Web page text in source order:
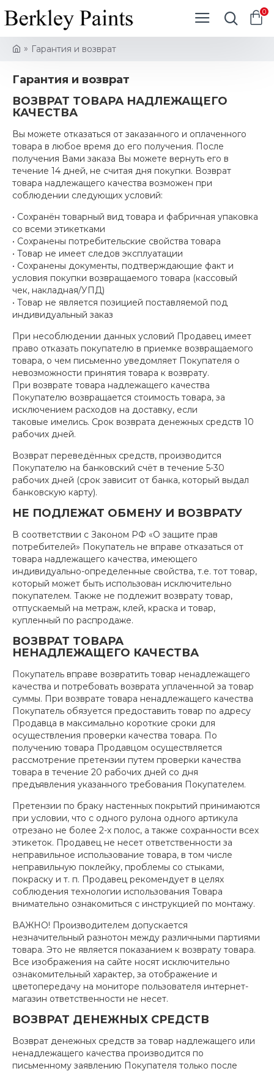
0
Гарантия и возврат
Гарантия и возврат
ВОЗВРАТ ТОВАРА НАДЛЕЖАЩЕГО
КАЧЕСТВА
Вы можете отказаться от заказанного и оплаченного
товара в любое время до его получения. После
получения Вами заказа Вы можете вернуть его в
течение 14 дней, не считая дня покупки. Возврат
товара надлежащего качества возможен при
соблюдении следующих условий:
• Сохранён товарный вид товара и фабричная упаковка
со всеми этикетками
• Сохранены потребительские свойства товара
• Товар не имеет следов эксплуатации
• Сохранены документы, подтверждающие факт и
условия покупки возвращаемого товара (кассовый
чек, накладная/УПД)
• Товар не является позицией поставляемой под
индивидуальный заказ
При несоблюдении данных условий Продавец имеет
право отказать покупателю в приемке возвращаемого
товара, о чем письменно уведомляет Покупателя о
невозможности принятия товара к возврату.
При возврате товара надлежащего качества
Покупателю возвращается стоимость товара, за
исключением расходов на доставку, если
таковые имелись. Срок возврата денежных средств 10
рабочих дней.
Возврат переведённых средств, производится
Покупателю на банковский счёт в течение 5-30
рабочих дней (срок зависит от банка, который выдал
банковскую карту).
НЕ ПОДЛЕЖАТ ОБМЕНУ И ВОЗВРАТУ
В соответствии с Законом РФ «О защите прав
потребителей» Покупатель не вправе отказаться от
товара надлежащего качества, имеющего
индивидуально-определенные свойства, т.е. тот товар,
который может быть использован исключительно
покупателем. Также не подлежит возврату товар,
отпускаемый на метраж, клей, краска и товар,
купленный по распродаже.
ВОЗВРАТ ТОВАРА
НЕНАДЛЕЖАЩЕГО КАЧЕСТВА
Покупатель вправе возвратить товар ненадлежащего
качества и потребовать возврата уплаченной за товар
суммы. При возврате товара ненадлежащего качества
Покупатель обязуется предоставить товар по адресу
Продавца в максимально короткие сроки для
осуществления проверки качества товара. По
получению товара Продавцом осуществляется
рассмотрение претензии путем проверки качества
товара в течение 20 рабочих дней со дня
предъявления указанного требования Покупателем.
Претензии по браку настенных покрытий принимаются
при условии, что с одного рулона одного артикула
отрезано не более 2-х полос, а также сохранности всех
этикеток. Продавец не несет ответственности за
неправильное использование товара, в том числе
неправильную поклейку, проблемы со стыками,
покраску и т. п. Продавец рекомендует в целях
соблюдения технологии использования Товара
внимательно ознакомиться с инструкцией по монтажу.
ВАЖНО! Производителем допускается
незначительный разнотон между различными партиями
товара. Это не является показанием к возврату товара.
Все изображения на сайте носят исключительно
ознакомительный характер, за отображение и
цветопередачу на мониторе пользователя интернет-
магазин ответственности не несет.
ВОЗВРАТ ДЕНЕЖНЫХ СРЕДСТВ
Возврат денежных средств за товар надлежащего или
ненадлежащего качества производится по
письменному заявлению Покупателя только после